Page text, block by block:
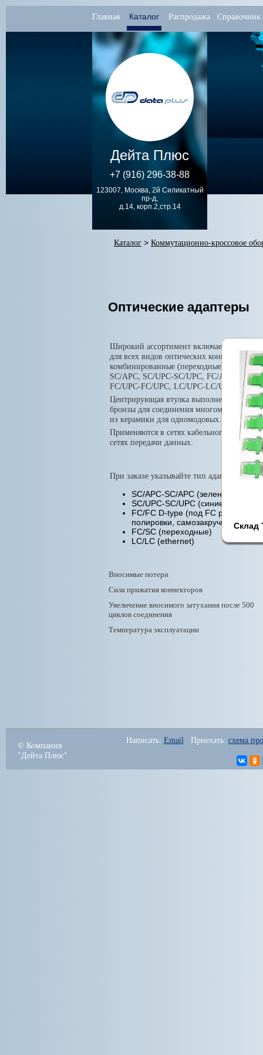
Главная Каталог Распродажа Справочник
Дейта Плюс
+7 (916) 296-38-88
123007, Москва, 2й Силикатный
пр-д,
д.14, корп.2,стр.14
Каталог > Коммутационно-кроссовое
Оптические адаптеры
Широкий ассортимент включает в себя
для всех видов оптических коннекторов,
комбинированные (переходные) типы:
SC/APC, SC/UPC-SC/UPC, FC/APC-FC/
FC/UPC-FC/UPC, LC/UPC-LC/UPC
Центрирующая втулка выполнена из
бронзы для соединения многомодовых
из керамики для одномодовых.
Применяются в сетях кабельного
сетях передачи данных.
При заказе указывайте тип адаптера:
SC/APC-SC/APC (зеленые,
SC/UPC-SC/UPC (синие, ethernet)
FC/FC D-type (под FC разъем
полировки,
FC/SC (переходные)
LC/LC (ethernet)
Вносимые потери
Сила прижатия коннекторов
Увеличение вносимого затухания после 500
циклов соединения
Температура эксплуатации
Склад
© Компания
"Дейта Плюс"
Написать: Email
   Приехать:
схема